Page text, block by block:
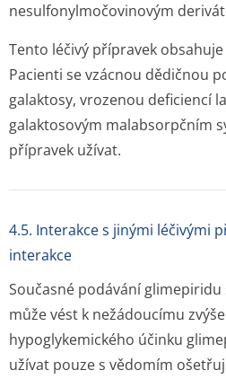
nesulfonylmočo­vinovým
Tento léčivý přípravek
Pacienti se vzácnou dědičnou
galaktosy, vrozenou deficiencí
galaktosovým malabsorpčním
přípravek užívat.
4.5. Interakce s jinými léčivými
interakce
Současné podávání
může vést k nežádoucímu
hypoglykemického účinku
užívat pouze s vědomím